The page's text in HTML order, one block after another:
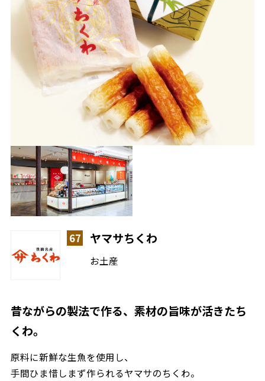
67 ヤマサちくわ
お土産
昔ながらの製法で作る、素材の旨味が活きたち
くわ。
原料に新鮮な生魚を使用し、
手間ひま惜しまず作られるヤマサのちくわ。